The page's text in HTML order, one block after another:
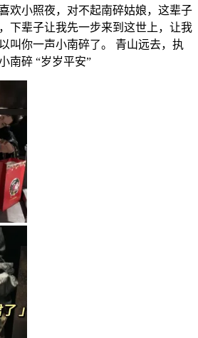
欢小照夜，对不起南碎姑娘，这辈子
下辈子让我先一步来到这世上，让我
叫你一声小南碎了。 青山远去，执
南碎 “岁岁平安”